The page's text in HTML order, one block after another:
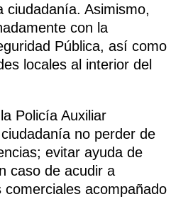
ciudadanía. Asimismo,
con la
Pública, así como
locales al interior del
Policía Auxiliar
no perder de
evitar ayuda de
caso de acudir a
comerciales acompañado